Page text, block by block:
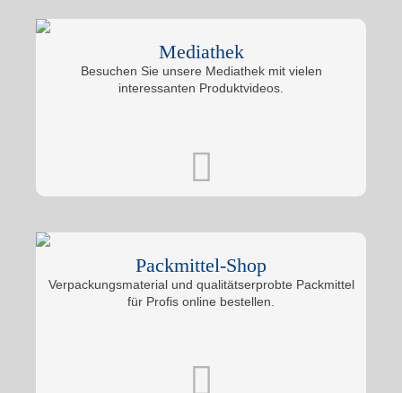
Mediathek
Besuchen Sie unsere Mediathek mit vielen
interessanten Produktvideos.
Packmittel-Shop
Verpackungsmaterial und qualitätserprobte Packmittel
für Profis online bestellen.